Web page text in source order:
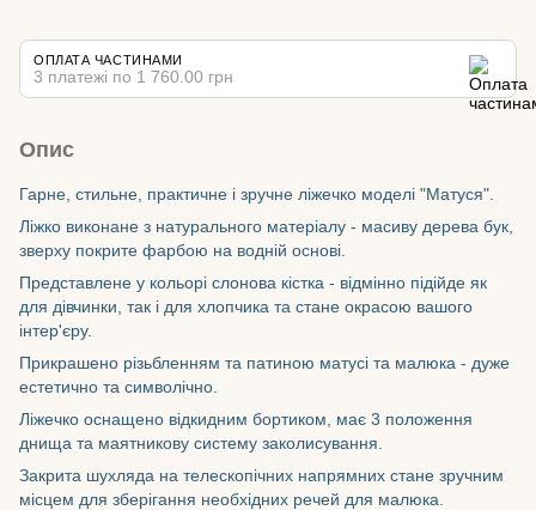
ОПЛАТА ЧАСТИНАМИ
3 платежі по 1 760.00 грн
Опис
Гарне, стильне, практичне і зручне ліжечко моделі "Матуся".
Ліжко виконане з натурального матеріалу - масиву дерева бук,
зверху покрите фарбою на водній основі.
Представлене у кольорі слонова кістка - відмінно підійде як
для дівчинки, так і для хлопчика та стане окрасою вашого
інтер'єру.
Прикрашено різьбленням та патиною матусі та малюка - дуже
естетично та символічно.
Ліжечко оснащено відкидним бортиком, має 3 положення
днища та маятникову систему заколисування.
Закрита шухляда на телескопічних напрямних стане зручним
місцем для зберігання необхідних речей для малюка.